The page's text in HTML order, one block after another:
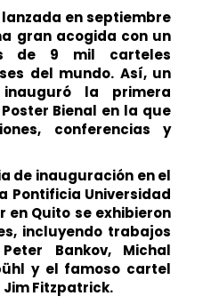
en septiembre
gran acogida con un
de 9 mil carteles
del mundo. Así, un
la primera
Bienal en la que
conferencias y
de inauguración en el
Pontificia Universidad
en Quito se exhibieron
incluyendo trabajos
Bankov, Michal
y el famoso cartel
Jim Fitzpatrick.